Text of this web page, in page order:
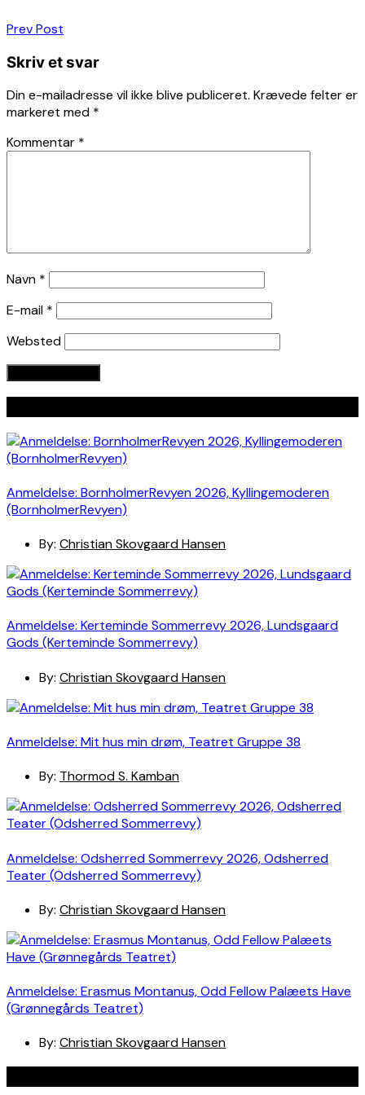
Indlægsnavigation
Prev Post
Skriv et svar
Din e-mailadresse vil ikke blive publiceret. Krævede felter er
markeret med *
Kommentar *
Navn *
E-mail *
Websted
Anmeldelse: BornholmerRevyen 2026, Kyllingemoderen
(BornholmerRevyen)
By: Christian Skovgaard Hansen
Anmeldelse: Kerteminde Sommerrevy 2026, Lundsgaard
Gods (Kerteminde Sommerrevy)
By: Christian Skovgaard Hansen
Anmeldelse: Mit hus min drøm, Teatret Gruppe 38
By: Thormod S. Kamban
Anmeldelse: Odsherred Sommerrevy 2026, Odsherred
Teater (Odsherred Sommerrevy)
By: Christian Skovgaard Hansen
Anmeldelse: Erasmus Montanus, Odd Fellow Palæets Have
(Grønnegårds Teatret)
By: Christian Skovgaard Hansen